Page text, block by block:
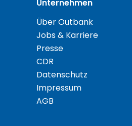
Unternehmen
Über Outbank
Jobs & Karriere
Presse
CDR
Datenschutz
Impressum
AGB